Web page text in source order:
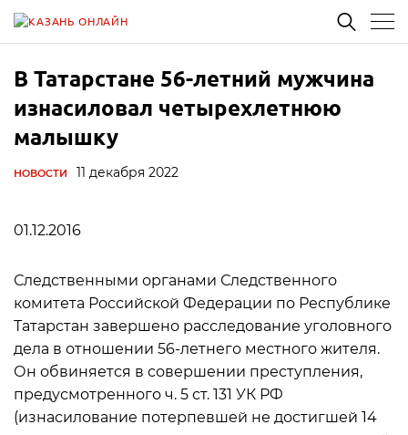
В Татарстане 56-летний мужчина
изнасиловал четырехлетнюю
малышку
НОВОСТИ 11 декабря 2022
01.12.2016
Следственными органами Следственного
комитета Российской Федерации по Республике
Татарстан завершено расследование уголовного
дела в отношении 56-летнего местного жителя.
Он обвиняется в совершении преступления,
предусмотренного ч. 5 ст. 131 УК РФ
(изнасилование потерпевшей не достигшей 14